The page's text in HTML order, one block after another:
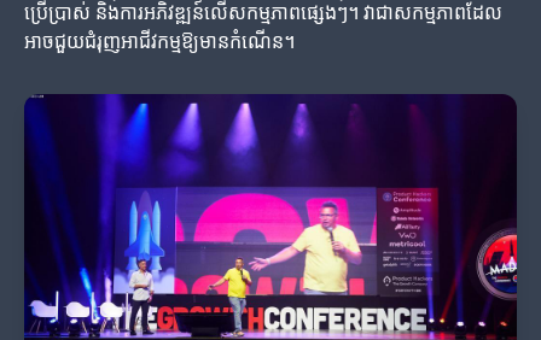
ប្រើប្រាស់ និងការអភិវឌ្ឍន៍លើសកម្មភាពផ្សេងៗ។ វាជាសកម្មភាពដែល
អាចជួយជំរុញអាជីវកម្មឱ្យមានកំណើន។